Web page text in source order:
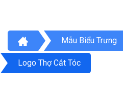
Mẫu Biểu Trưng
Logo Thợ Cắt Tóc